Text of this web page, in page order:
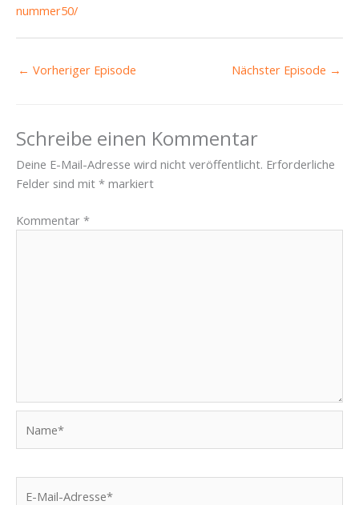
nummer50/
← Vorheriger Episode Nächster Episode →
Schreibe einen Kommentar
Deine E-Mail-Adresse wird nicht veröffentlicht. Erforderliche
Felder sind mit * markiert
Kommentar *